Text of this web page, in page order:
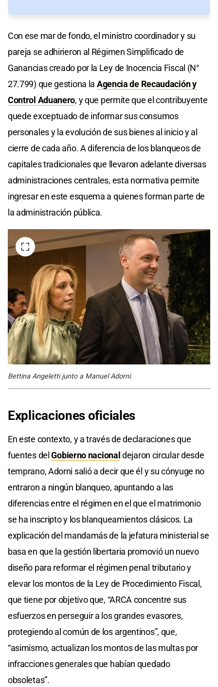
Con ese mar de fondo, el ministro coordinador y su
pareja se adhirieron al Régimen Simplificado de
Ganancias creado por la Ley de Inocencia Fiscal (N°
27.799) que gestiona la Agencia de Recaudación y
Control Aduanero, y que permite que el contribuyente
quede exceptuado de informar sus consumos
personales y la evolución de sus bienes al inicio y al
cierre de cada año. A diferencia de los blanqueos de
capitales tradicionales que llevaron adelante diversas
administraciones centrales, esta normativa permite
ingresar en este esquema a quienes forman parte de
la administración pública.
Bettina Angeletti junto a Manuel Adorni.
Explicaciones oficiales
En este contexto, y a través de declaraciones que
fuentes delGobierno nacional dejaron circular desde
temprano, Adorni salió a decir que él y su cónyuge no
entraron a ningún blanqueo, apuntando a las
diferencias entre el régimen en el que el matrimonio
se ha inscripto y los blanqueamientos clásicos. La
explicación del mandamás de la jefatura ministerial se
basa en que la gestión libertaria promovió un nuevo
diseño para reformar el régimen penal tributario y
elevar los montos de la Ley de Procedimiento Fiscal,
que tiene por objetivo que, “ARCA concentre sus
esfuerzos en perseguir a los grandes evasores,
protegiendo al común de los argentinos”, que,
“asimismo, actualizan los montos de las multas por
infracciones generales que habían quedado
obsoletas”.